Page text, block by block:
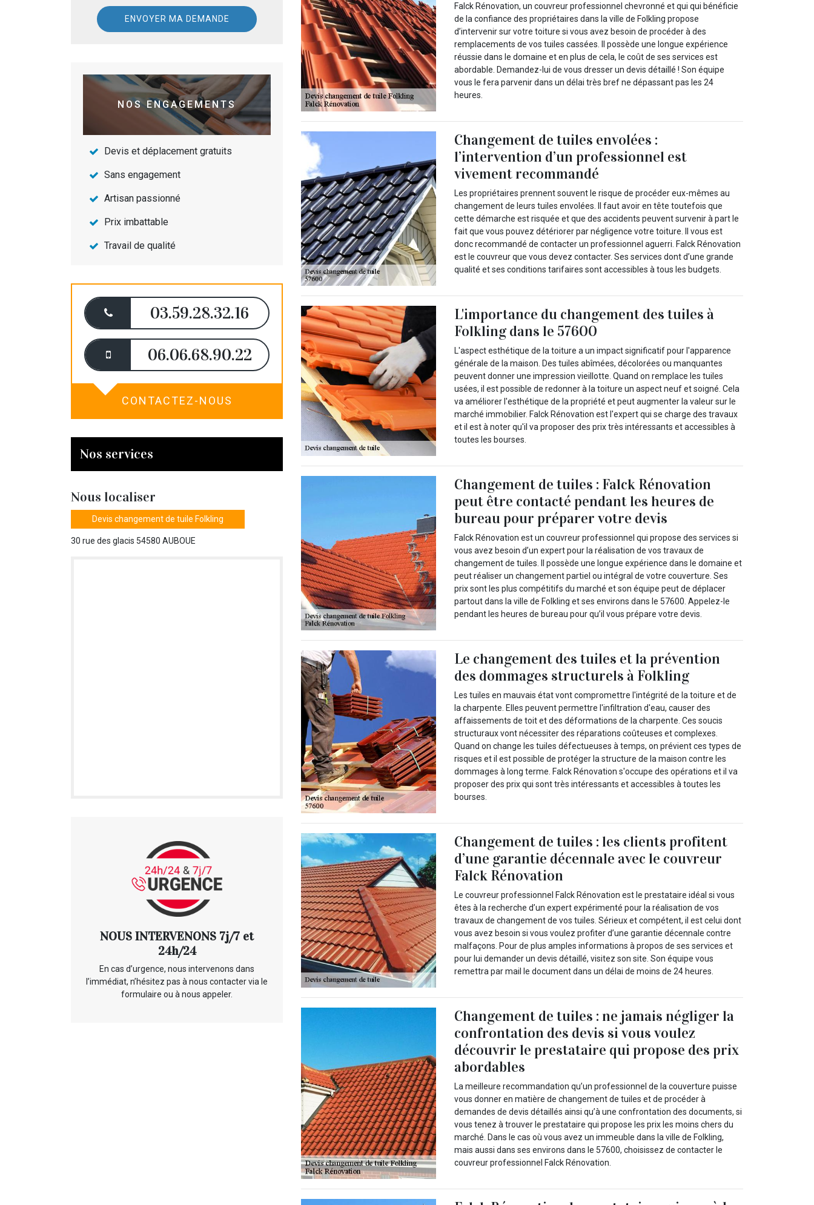
NOS ENGAGEMENTS
Devis et déplacement gratuits
Sans engagement
Artisan passionné
Prix imbattable
Travail de qualité
03.59.28.32.16
06.06.68.90.22
CONTACTEZ-NOUS
Nos services
Nous localiser
Devis changement de tuile Folkling
30 rue des glacis 54580 AUBOUE
NOUS INTERVENONS 7j/7 et
24h/24
En cas d’urgence, nous intervenons dans
l’immédiat, n’hésitez pas à nous contacter via le
formulaire ou à nous appeler.
Falck Rénovation, un couvreur professionnel chevronné et qui qui bénéficie
de la confiance des propriétaires dans la ville de Folkling propose
d’intervenir sur votre toiture si vous avez besoin de procéder à des
remplacements de vos tuiles cassées. Il possède une longue expérience
réussie dans le domaine et en plus de cela, le coût de ses services est
abordable. Demandez-lui de vous dresser un devis détaillé ! Son équipe
vous le fera parvenir dans un délai très bref ne dépassant pas les 24
heures.
Changement de tuiles envolées :
l’intervention d’un professionnel est
vivement recommandé
Les propriétaires prennent souvent le risque de procéder eux-mêmes au
changement de leurs tuiles envolées. Il faut avoir en tête toutefois que
cette démarche est risquée et que des accidents peuvent survenir à part le
fait que vous pouvez détériorer par négligence votre toiture. Il vous est
donc recommandé de contacter un professionnel aguerri. Falck Rénovation
est le couvreur que vous devez contacter. Ses services dont d’une grande
qualité et ses conditions tarifaires sont accessibles à tous les budgets.
L'importance du changement des tuiles à
Folkling dans le 57600
L'aspect esthétique de la toiture a un impact significatif pour l'apparence
générale de la maison. Des tuiles abîmées, décolorées ou manquantes
peuvent donner une impression vieillotte. Quand on remplace les tuiles
usées, il est possible de redonner à la toiture un aspect neuf et soigné. Cela
va améliorer l'esthétique de la propriété et peut augmenter la valeur sur le
marché immobilier. Falck Rénovation est l'expert qui se charge des travaux
et il est à noter qu'il va proposer des prix très intéressants et accessibles à
toutes les bourses.
Changement de tuiles : Falck Rénovation
peut être contacté pendant les heures de
bureau pour préparer votre devis
Falck Rénovation est un couvreur professionnel qui propose des services si
vous avez besoin d’un expert pour la réalisation de vos travaux de
changement de tuiles. Il possède une longue expérience dans le domaine et
peut réaliser un changement partiel ou intégral de votre couverture. Ses
prix sont les plus compétitifs du marché et son équipe peut de déplacer
partout dans la ville de Folkling et ses environs dans le 57600. Appelez-le
pendant les heures de bureau pour qu’il vous prépare votre devis.
Le changement des tuiles et la prévention
des dommages structurels à Folkling
Les tuiles en mauvais état vont compromettre l'intégrité de la toiture et de
la charpente. Elles peuvent permettre l'infiltration d'eau, causer des
affaissements de toit et des déformations de la charpente. Ces soucis
structuraux vont nécessiter des réparations coûteuses et complexes.
Quand on change les tuiles défectueuses à temps, on prévient ces types de
risques et il est possible de protéger la structure de la maison contre les
dommages à long terme. Falck Rénovation s'occupe des opérations et il va
proposer des prix qui sont très intéressants et accessibles à toutes les
bourses.
Changement de tuiles : les clients profitent
d’une garantie décennale avec le couvreur
Falck Rénovation
Le couvreur professionnel Falck Rénovation est le prestataire idéal si vous
êtes à la recherche d’un expert expérimenté pour la réalisation de vos
travaux de changement de vos tuiles. Sérieux et compétent, il est celui dont
vous avez besoin si vous voulez profiter d’une garantie décennale contre
malfaçons. Pour de plus amples informations à propos de ses services et
pour lui demander un devis détaillé, visitez son site. Son équipe vous
remettra par mail le document dans un délai de moins de 24 heures.
Changement de tuiles : ne jamais négliger la
confrontation des devis si vous voulez
découvrir le prestataire qui propose des prix
abordables
La meilleure recommandation qu’un professionnel de la couverture puisse
vous donner en matière de changement de tuiles et de procéder à
demandes de devis détaillés ainsi qu’à une confrontation des documents, si
vous tenez à trouver le prestataire qui propose les prix les moins chers du
marché. Dans le cas où vous avez un immeuble dans la ville de Folkling,
mais aussi dans ses environs dans le 57600, choisissez de contacter le
couvreur professionnel Falck Rénovation.